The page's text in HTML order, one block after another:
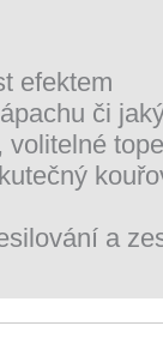
efektem
či
a